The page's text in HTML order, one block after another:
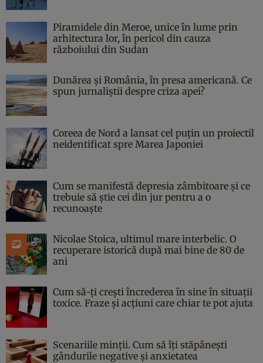
Piramidele din Meroe, unice în lume prin
arhitectura lor, în pericol din cauza
războiului din Sudan
Dunărea și România, în presa americană. Ce
spun jurnaliștii despre criza apei?
Coreea de Nord a lansat cel puțin un proiectil
neidentificat spre Marea Japoniei
Cum se manifestă depresia zâmbitoare și ce
trebuie să știe cei din jur pentru a o
recunoaște
Nicolae Stoica, ultimul mare interbelic. O
recuperare istorică după mai bine de 80 de
ani
Cum să-ți crești încrederea în sine în situații
toxice. Fraze și acțiuni care chiar te pot ajuta
Scenariile minții. Cum să îți stăpânești
gândurile negative și anxietatea